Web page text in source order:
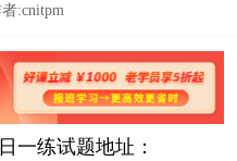
:cnitpm
一练试题地址：